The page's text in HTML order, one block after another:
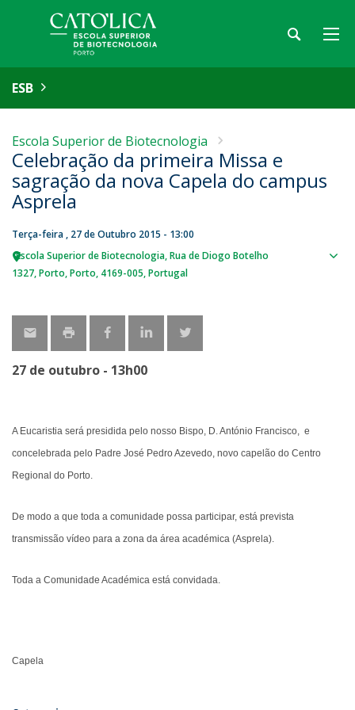
ESB
Escola Superior de Biotecnologia
Celebração da primeira Missa e
sagração da nova Capela do campus
Asprela
Terça-feira , 27 de Outubro 2015 - 13:00
Escola Superior de Biotecnologia Rua de Diogo Botelho
1327 Porto Porto 4169-005 Portugal
27 de outubro - 13h00
A Eucaristia será presidida pelo nosso Bispo, D. António Francisco, e
concelebrada pelo Padre José Pedro Azevedo, novo capelão do Centro
Regional do Porto.
De modo a que toda a comunidade possa participar, está prevista
transmissão vídeo para a zona da área académica (Asprela).
Toda a Comunidade Académica está convidada.
Capela